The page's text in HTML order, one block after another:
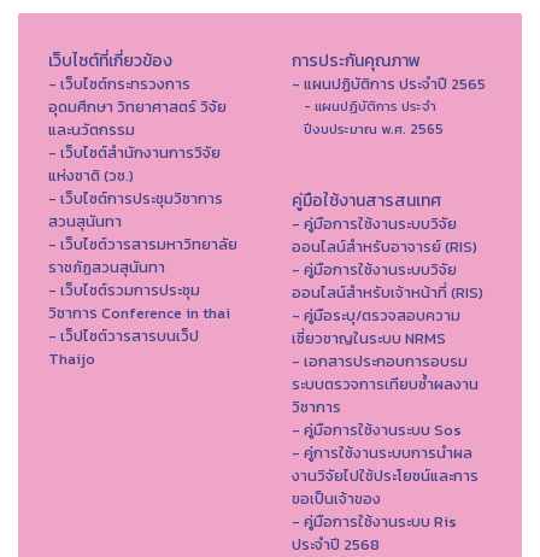
เว็บไซต์ที่เกี่ยวข้อง
- เว็บไซต์กระทรวงการ
อุดมศึกษา วิทยาศาสตร์ วิจัย
และนวัตกรรม
- เว็บไซต์สำนักงานการวิจัย
แห่งชาติ (วช.)
- เว็บไซต์การประชุมวิชาการ
สวนสุนันทา
- เว็บไซต์วารสารมหาวิทยาลัย
ราชภัฏสวนสุนันทา
- เว็บไซต์รวมการประชุม
วิชาการ Conference in thai
- เว็ปไซต์วารสารบนเว็ป
Thaijo
การประกันคุณภาพ
- แผนปฏิบัติการ ประจำปี 2565
- แผนปฏิบัติการ ประจำ
ปีงบประมาณ พ.ศ. 2565
คู่มือใช้งานสารสนเทศ
- คู่มือการใช้งานระบบวิจัย
ออนไลน์สำหรับอาจารย์ (RIS)
- คู่มือการใช้งานระบบวิจัย
ออนไลน์สำหรับเจ้าหน้าที่ (RIS)
- คู่มือระบุ/ตรวจสอบความ
เชี่ยวชาญในระบบ NRMS
- เอกสารประกอบการอบรม
ระบบตรวจการเทียบซ้ำผลงาน
วิชาการ
- คู่มือการใช้งานระบบ Sos
- คู่การใช้งานระบบการนำผล
งานวิจัยไปใช้ประโยชน์และการ
ขอเป็นเจ้าของ
- คู่มือการใช้งานระบบ Ris
ประจำปี 2568